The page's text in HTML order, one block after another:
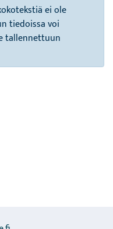
ei ole
tiedoissa voi
tallennettuun